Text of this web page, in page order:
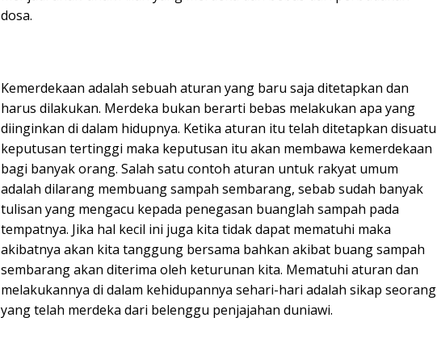
dosa.
Kemerdekaan adalah sebuah aturan yang baru saja ditetapkan dan
harus dilakukan. Merdeka bukan berarti bebas melakukan apa yang
diinginkan di dalam hidupnya. Ketika aturan itu telah ditetapkan disuatu
keputusan tertinggi maka keputusan itu akan membawa kemerdekaan
bagi banyak orang. Salah satu contoh aturan untuk rakyat umum
adalah dilarang membuang sampah sembarang, sebab sudah banyak
tulisan yang mengacu kepada penegasan buanglah sampah pada
tempatnya. Jika hal kecil ini juga kita tidak dapat mematuhi maka
akibatnya akan kita tanggung bersama bahkan akibat buang sampah
sembarang akan diterima oleh keturunan kita. Mematuhi aturan dan
melakukannya di dalam kehidupannya sehari-hari adalah sikap seorang
yang telah merdeka dari belenggu penjajahan duniawi.